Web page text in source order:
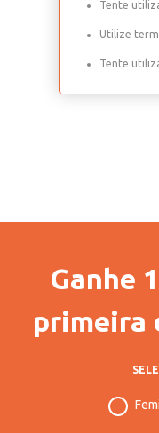
Tente
Utilize
Tente
Ganhe
primeira